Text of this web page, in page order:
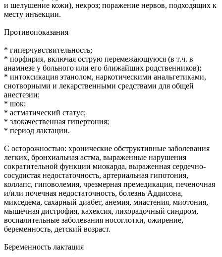
и шелушение кожи), некроз; поражение нервов, подходящих к
месту инъекции.
Противопоказания
* гиперчувствительность;
* порфирия, включая острую перемежающуюся (в т.ч. в
анамнезе у больного или его ближайших родственников);
* интоксикация этанолом, наркотическими анальгетиками,
снотворными и лекарственными средствами для общей
анестезии;
* шок;
* астматический статус;
* злокачественная гипертония;
* период лактации.
С осторожностью: хронические обструктивные заболевания
легких, бронхиальная астма, выраженные нарушения
сократительной функции миокарда, выраженная сердечно-
сосудистая недостаточность, артериальная гипотония,
коллапс, гиповолемия, чрезмерная премедикация, печеночная
и/или почечная недостаточность, болезнь Аддисона,
микседема, сахарный диабет, анемия, миастения, миотония,
мышечная дистрофия, кахексия, лихорадочный синдром,
воспалительные заболевания носоглотки, ожирение,
беременность, детский возраст.
Беременность лактация